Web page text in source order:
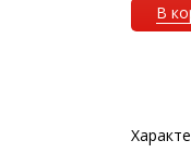
В